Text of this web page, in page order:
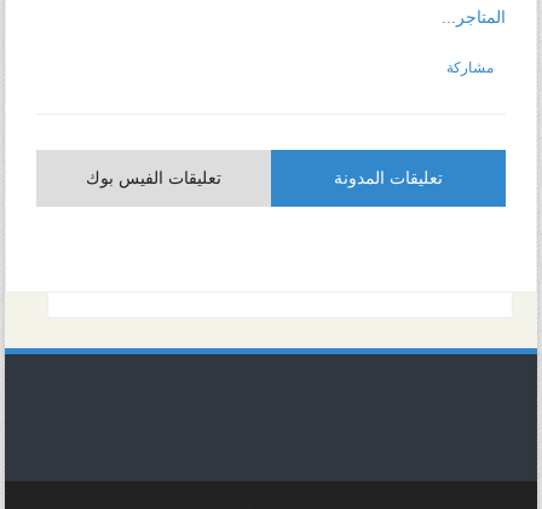
المتاجر...
مشاركة
تعليقات المدونة تعليقات الفيس بوك